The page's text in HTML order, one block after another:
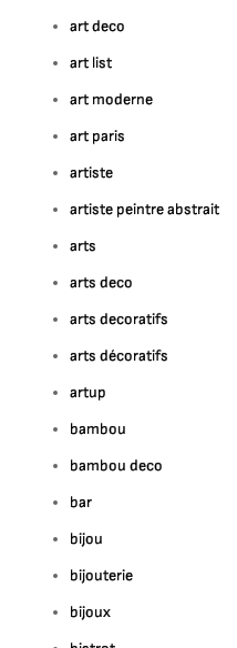
art deco
art list
art moderne
art paris
artiste
artiste peintre abstrait
arts
arts deco
arts decoratifs
arts décoratifs
artup
bambou
bambou deco
bar
bijou
bijouterie
bijoux